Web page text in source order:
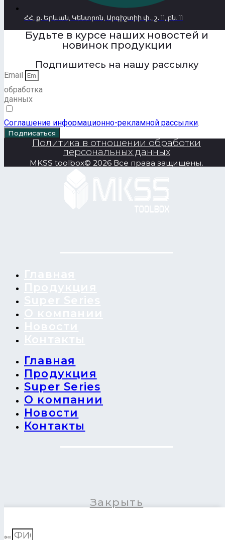
ՀՀ, ք․ Երևան, Կենտրոն, Արգիշտիի փ., շ․ 11, բն. 11
Будьте в курсе наших новостей и
новинок продукции
Подпишитесь на нашу рассылку
Email
обработка
данных
Соглашение информационно-рекламной рассылки
Подписаться
Политика в отношении обработки
персональных данных
MKSS toolbox© 2026 Все права защищены.
Главная
Продукция
Super Series
О компании
Новости
Контакты
Закрыть
ФИО